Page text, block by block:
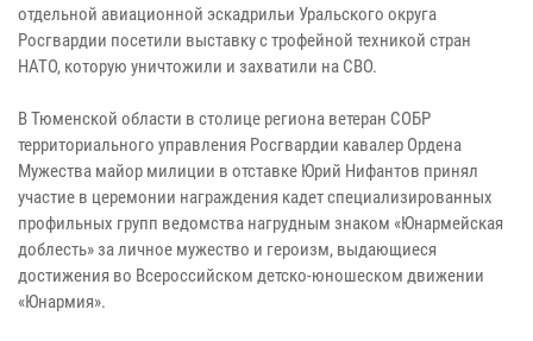
отдельной авиационной эскадрильи Уральского округа
Росгвардии посетили выставку с трофейной техникой стран
НАТО, которую уничтожили и захватили на СВО.
В Тюменской области в столице региона ветеран СОБР
территориального управления Росгвардии кавалер Ордена
Мужества майор милиции в отставке Юрий Нифантов принял
участие в церемонии награждения кадет специализированных
профильных групп ведомства нагрудным знаком «Юнармейская
доблесть» за личное мужество и героизм, выдающиеся
достижения во Всероссийском детско-юношеском движении
«Юнармия».